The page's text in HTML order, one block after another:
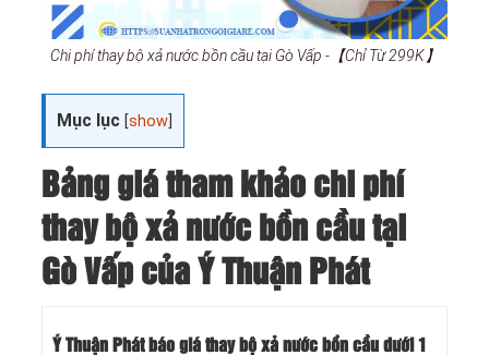
Chi phí thay bộ xả nước bồn cầu tại Gò Vấp -【Chỉ Từ 299K】
Mục lục [show
Bảng giá tham khảo chi phí
thay bộ xả nước bồn cầu tại
Gò Vấp của Ý Thuận Phát
Ý Thuận Phát báo giá thay bộ xả nước bồn cầu dưới 1